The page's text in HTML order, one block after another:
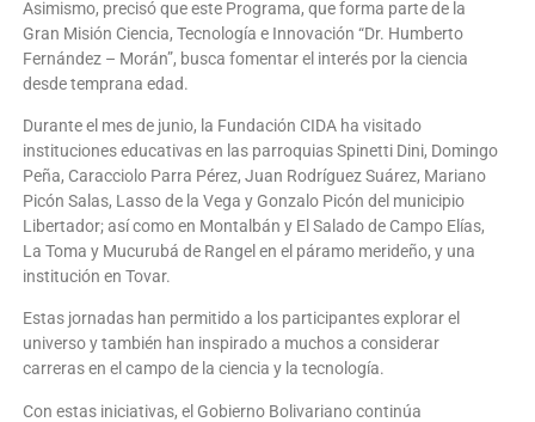
Asimismo, precisó que este Programa, que forma parte de la
Gran Misión Ciencia, Tecnología e Innovación “Dr. Humberto
Fernández – Morán”, busca fomentar el interés por la ciencia
desde temprana edad.
Durante el mes de junio, la Fundación CIDA ha visitado
instituciones educativas en las parroquias Spinetti Dini, Domingo
Peña, Caracciolo Parra Pérez, Juan Rodríguez Suárez, Mariano
Picón Salas, Lasso de la Vega y Gonzalo Picón del municipio
Libertador; así como en Montalbán y El Salado de Campo Elías,
La Toma y Mucurubá de Rangel en el páramo merideño, y una
institución en Tovar.
Estas jornadas han permitido a los participantes explorar el
universo y también han inspirado a muchos a considerar
carreras en el campo de la ciencia y la tecnología.
Con estas iniciativas, el Gobierno Bolivariano continúa